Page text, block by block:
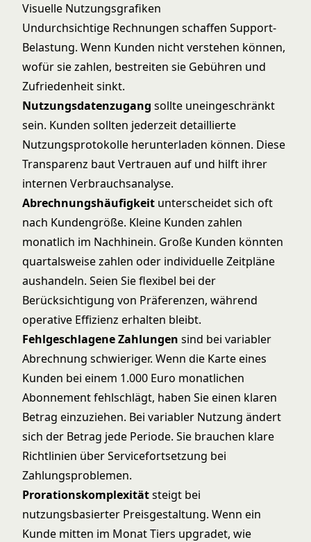
Visuelle Nutzungsgrafiken
Undurchsichtige Rechnungen schaffen Support-
Belastung. Wenn Kunden nicht verstehen können,
wofür sie zahlen, bestreiten sie Gebühren und
Zufriedenheit sinkt.
Nutzungsdatenzugang sollte uneingeschränkt
sein. Kunden sollten jederzeit detaillierte
Nutzungsprotokolle herunterladen können. Diese
Transparenz baut Vertrauen auf und hilft ihrer
internen Verbrauchsanalyse.
Abrechnungshäufigkeit unterscheidet sich oft
nach Kundengröße. Kleine Kunden zahlen
monatlich im Nachhinein. Große Kunden könnten
quartalsweise zahlen oder individuelle Zeitpläne
aushandeln. Seien Sie flexibel bei der
Berücksichtigung von Präferenzen, während
operative Effizienz erhalten bleibt.
Fehlgeschlagene Zahlungen sind bei variabler
Abrechnung schwieriger. Wenn die Karte eines
Kunden bei einem 1.000 Euro monatlichen
Abonnement fehlschlägt, haben Sie einen klaren
Betrag einzuziehen. Bei variabler Nutzung ändert
sich der Betrag jede Periode. Sie brauchen klare
Richtlinien über Servicefortsetzung bei
Zahlungsproblemen.
Prorationskomplexitätsteigt bei
nutzungsbasierter Preisgestaltung. Wenn ein
Kunde mitten im Monat Tiers upgradet, wie